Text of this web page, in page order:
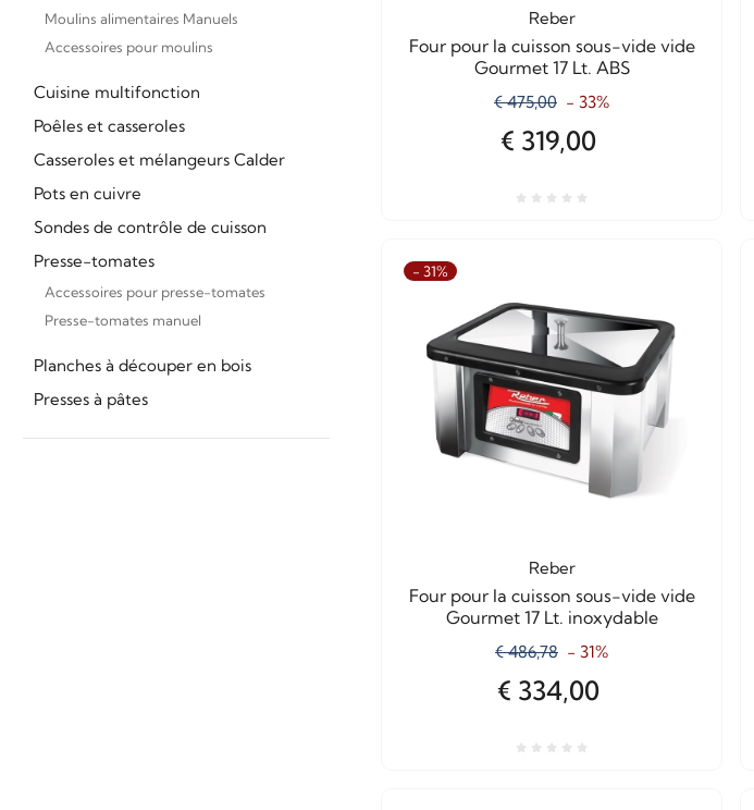
Moulins alimentaires Manuels
Accessoires pour moulins
Cuisine multifonction
Poêles et casseroles
Casseroles et mélangeurs Calder
Pots en cuivre
Sondes de contrôle de cuisson
Presse-tomates
Accessoires pour presse-tomates
Presse-tomates manuel
Planches à découper en bois
Presses à pâtes
Reber
Four pour la cuisson sous-vide vide
Gourmet 17 Lt. ABS
€ 475,00 - 33%
€ 319,00
- 31%
Reber
Four pour la cuisson sous-vide vide
Gourmet 17 Lt. inoxydable
€ 486,78 - 31%
€ 334,00